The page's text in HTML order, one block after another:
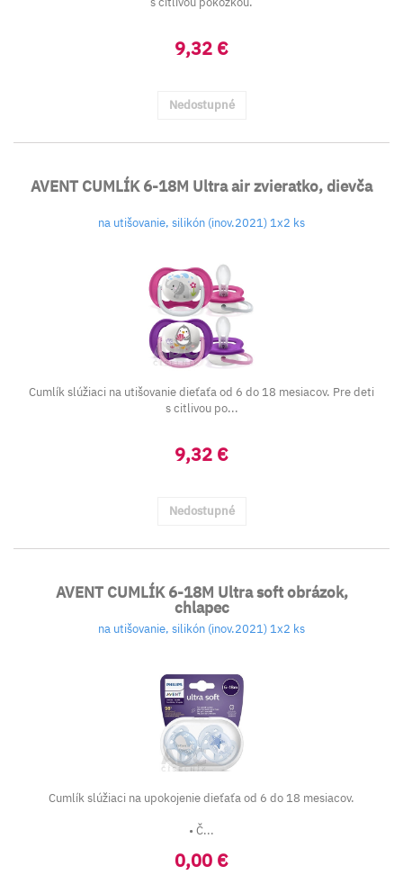
9,32 €
Nedostupné
AVENT CUMLÍK 6-18M Ultra air zvieratko, dievča
na utišovanie, silikón (inov.2021) 1x2 ks
Cumlík slúžiaci na utišovanie dieťaťa od 6 do 18 mesiacov. Pre deti
s citlivou po...
9,32 €
Nedostupné
AVENT CUMLÍK 6-18M Ultra soft obrázok,
chlapec
na utišovanie, silikón (inov.2021) 1x2 ks
Cumlík slúžiaci na upokojenie dieťaťa od 6 do 18 mesiacov.
• Č...
0,00 €